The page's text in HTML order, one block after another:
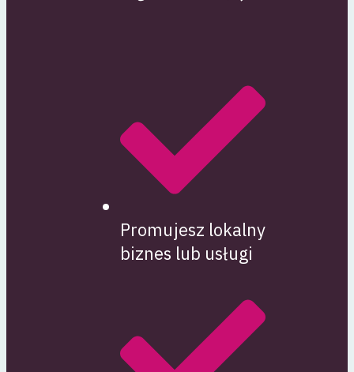
Promujesz lokalny
biznes lub usługi